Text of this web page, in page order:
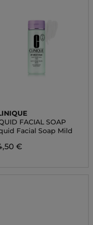
FACIAL SOAP
Facial Soap Mild
€